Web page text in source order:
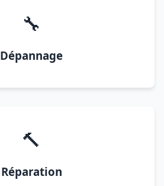
🔧
Dépannage
🔨
Réparation